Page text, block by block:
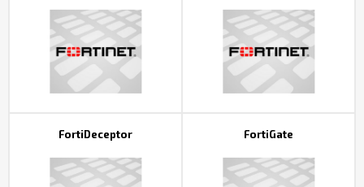
FortiDeceptor FortiGate